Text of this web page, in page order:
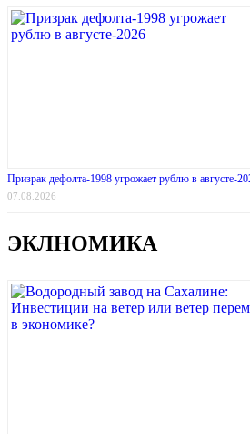
Призрак дефолта-1998 угрожает рублю в августе-
07.08.2026
ЭКЛНОМИКА